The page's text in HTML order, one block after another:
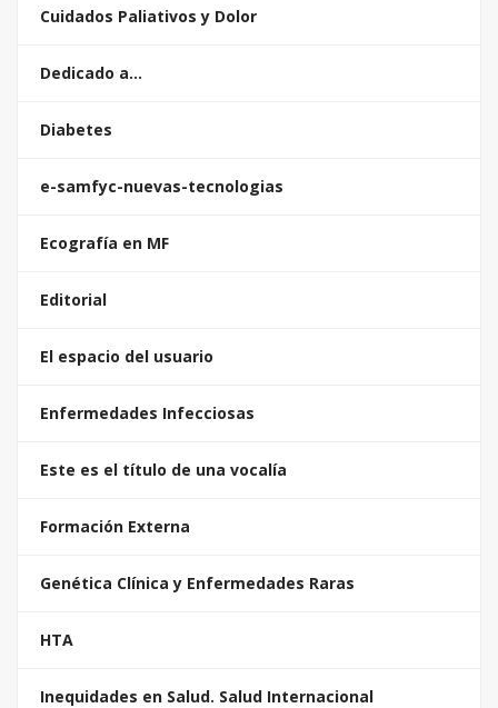
Cuidados Paliativos y Dolor
Dedicado a…
Diabetes
e-samfyc-nuevas-tecnologias
Ecografía en MF
Editorial
El espacio del usuario
Enfermedades Infecciosas
Este es el título de una vocalía
Formación Externa
Genética Clínica y Enfermedades Raras
HTA
Inequidades en Salud. Salud Internacional